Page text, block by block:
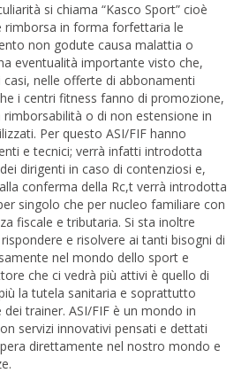
si chiama “Kasco Sport” cioè
rimborsa in forma forfettaria le
non godute causa malattia o
eventualità importante visto che,
nelle offerte di abbonamenti
i centri fitness fanno di promozione,
o di non estensione in
Per questo ASI/FIF hanno
e tecnici; verrà infatti introdotta
dirigenti in caso di contenziosi e,
conferma della Rc,t verrà introdotta
singolo che per nucleo familiare con
fiscale e tributaria. Si sta inoltre
e risolvere ai tanti bisogni di
nel mondo dello sport e
che ci vedrà più attivi è quello di
la tutela sanitaria e soprattutto
dei trainer. ASI/FIF è un mondo in
servizi innovativi pensati e dettati
direttamente nel nostro mondo e